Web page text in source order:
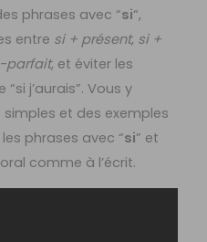
phrases avec “si“,
entre si + présent, si +
parfait, et éviter les
j’aurais”. Vous y
et des exemples
phrases avec “si” et
comme à l’écrit.